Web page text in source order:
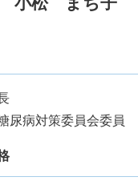
尿病対策委員会委員